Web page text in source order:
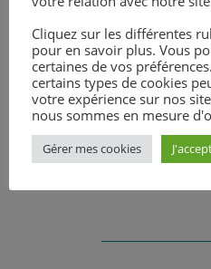
À bientôt !
Olivier CLÉRO –
ancien élève
Cliquez sur les différentes
pour en savoir plus. Vous
certaines de vos
certains types de cookies
votre expérience sur nos
nous sommes en mesure
Gérer mes cookies